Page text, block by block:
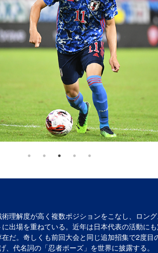
理解度が高く複数ポジションをこなし、ロン
出場を重ねている。近年は日本代表の活動に
だ。奇しくも前回大会と同じ追加招集で2度
代名詞の「忍者ポーズ」を世界に披露する。